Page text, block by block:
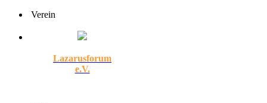
Verein
Lazarusforum
e.V.